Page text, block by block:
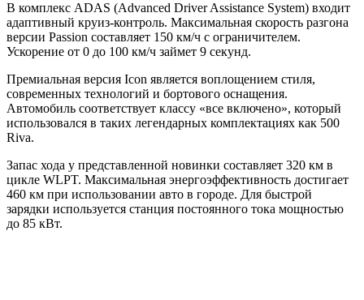
В комплекс ADAS (Advanced Driver Assistance System) входит
адаптивный круиз-контроль. Максимальная скорость разгона
версии Passion составляет 150 км/ч с ограничителем.
Ускорение от 0 до 100 км/ч займет 9 секунд.
Премиальная версия Icon является воплощением стиля,
современных технологий и бортового оснащения.
Автомобиль соответствует классу «все включено», который
использовался в таких легендарных комплектациях как 500
Riva.
Запас хода у представленной новинки составляет 320 км в
цикле WLPT. Максимальная энергоэффективность достигает
460 км при использовании авто в городе. Для быстрой
зарядки используется станция постоянного тока мощностью
до 85 кВт.